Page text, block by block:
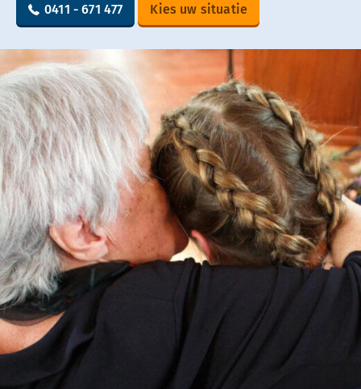
0411 - 671 477 Kies uw situatie